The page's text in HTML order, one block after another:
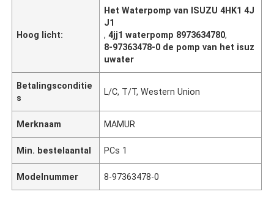
Hoog licht:
Het Waterpomp van ISUZU 4HK1 4J
J1
,4jj1 waterpomp 8973634780,
8-97363478-0 de pomp van het isuz
uwater
Betalingsconditie
s
L/C, T/T, Western Union
Merknaam MAMUR
Min. bestelaantal PCs 1
Modelnummer 8-97363478-0